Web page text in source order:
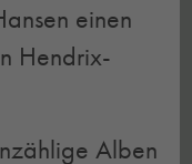
einen
Hendrix-
Alben